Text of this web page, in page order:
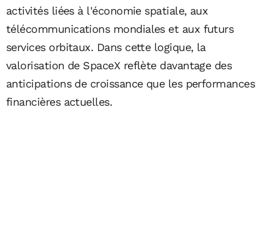
activités liées à l'économie spatiale, aux
télécommunications mondiales et aux futurs
services orbitaux. Dans cette logique, la
valorisation de SpaceX reflète davantage des
anticipations de croissance que les performances
financières actuelles.